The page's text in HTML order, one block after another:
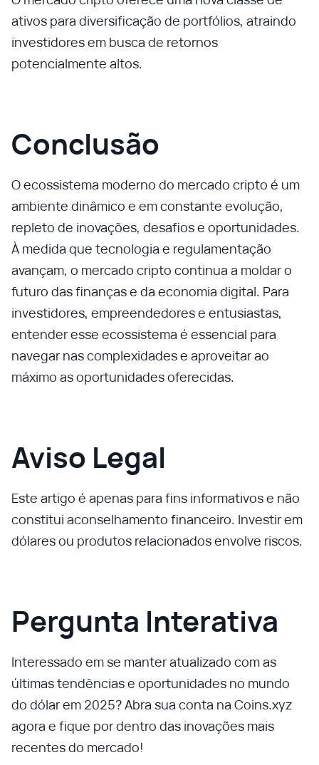
ativos para diversificação de portfólios, atraindo
investidores em busca de retornos
potencialmente altos.
Conclusão
O ecossistema moderno do mercado cripto é um
ambiente dinâmico e em constante evolução,
repleto de inovações, desafios e oportunidades.
À medida que tecnologia e regulamentação
avançam, o mercado cripto continua a moldar o
futuro das finanças e da economia digital. Para
investidores, empreendedores e entusiastas,
entender esse ecossistema é essencial para
navegar nas complexidades e aproveitar ao
máximo as oportunidades oferecidas.
Aviso Legal
Este artigo é apenas para fins informativos e não
constitui aconselhamento financeiro. Investir em
dólares ou produtos relacionados envolve riscos.
Pergunta Interativa
Interessado em se manter atualizado com as
últimas tendências e oportunidades no mundo
do dólar em 2025? Abra sua conta na Coins.xyz
agora e fique por dentro das inovações mais
recentes do mercado!